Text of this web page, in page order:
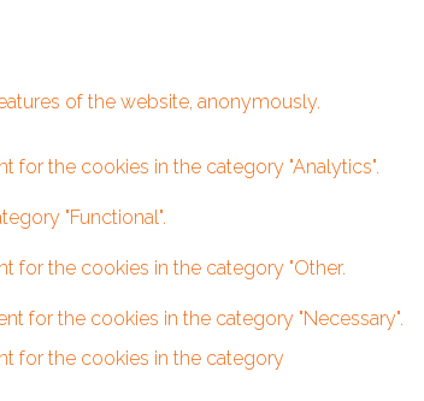
of the website, anonymously.
for the cookies in the category "Analytics".
"Functional".
for the cookies in the category "Other.
for the cookies in the category "Necessary".
for the cookies in the category